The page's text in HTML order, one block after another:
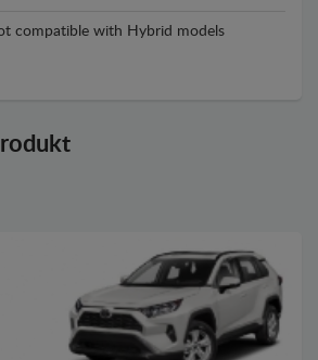
compatible with Hybrid models